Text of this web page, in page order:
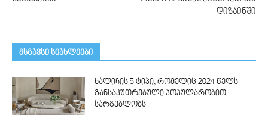
დიზაინში
მსგავსი სიახლეები
ხალიჩის 5 ტიპი, რომელიც 2024 წელს
განსაკუთრებული პოპულარობით
სარგებლობს